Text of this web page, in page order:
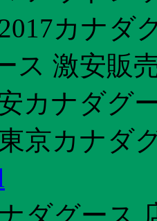
カナダ
ス 激安販
カナダグ
京カナダ
ダグース